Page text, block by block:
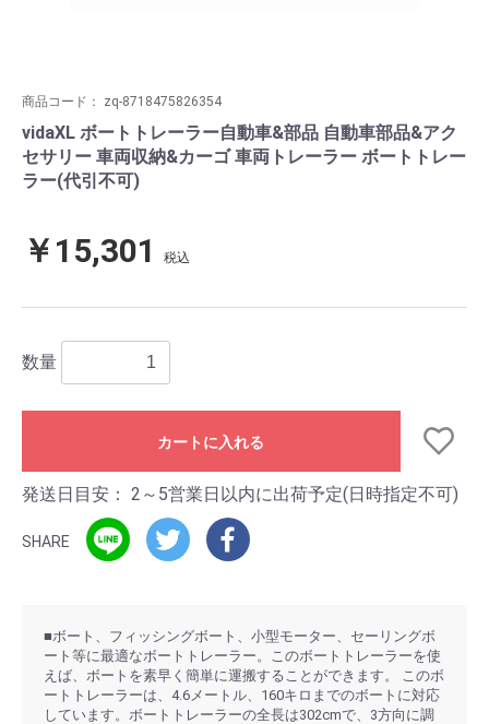
商品コード： zq-8718475826354
vidaXL ボートトレーラー自動車&部品 自動車部品&アク
セサリー 車両収納&カーゴ 車両トレーラー ボートトレー
ラー(代引不可)
￥15,301 税込
数量
カートに入れる
発送日目安： 2～5営業日以内に出荷予定(日時指定不可)
SHARE
■ボート、フィッシングボート、小型モーター、セーリングボ
ート等に最適なボートトレーラー。このボートトレーラーを使
えば、ボートを素早く簡単に運搬することができます。 このボ
ートトレーラーは、4.6メートル、160キロまでのボートに対応
しています。ボートトレーラーの全長は302cmで、3方向に調